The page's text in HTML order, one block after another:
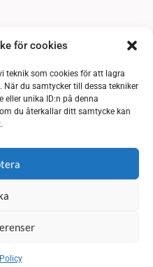
för cookies
teknik som cookies för att lagra
du samtycker till dessa tekniker
eller unika ID:n på denna
du återkallar ditt samtycke kan